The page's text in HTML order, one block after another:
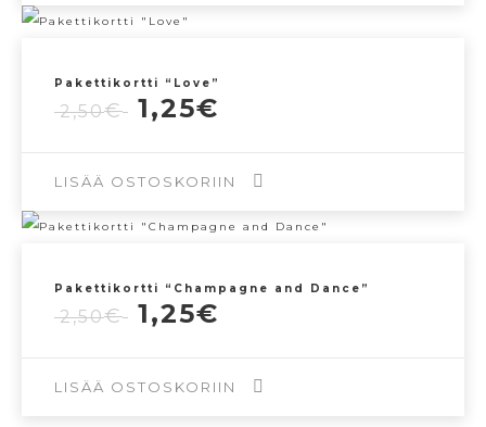
Pakettikortti “Love”
2,50€
Alkuperäinen
2,50€.
1,25€
1,25€.
LISÄÄ OSTOSKORIIN
Pakettikortti “Champagne and Dance”
2,50€
Alkuperäinen
2,50€.
1,25€
1,25€.
LISÄÄ OSTOSKORIIN